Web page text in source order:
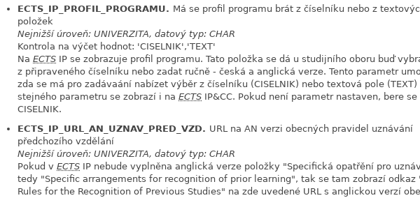
ECTS_IP_PROFIL_PROGRAMU. Má se profil programu brát z číselníku nebo z
položek
Nejnižší úroveň: UNIVERZITA, datový typ: CHAR
Kontrola na výčet hodnot: 'CISELNIK','TEXT'
Na ECTS IP se zobrazuje profil programu. Tato položka se dá u studijního oboru buď
z připraveného číselníku nebo zadat ručně - česká a anglická verze. Tento parametr
zda se má pro zadávaání nabízet výběr z číselníku (CISELNIK) nebo textová pole (TEXT)
stejného parametru se zobrazí i na ECTS IP&CC. Pokud není parametr nastaven, bere se
CISELNIK.
ECTS_IP_URL_AN_UZNAV_PRED_VZD. URL na AN verzi obecných pravidel uznávání
předchozího vzdělání
Nejnižší úroveň: UNIVERZITA, datový typ: CHAR
Pokud v ECTS IP nebude vyplněna anglická verze položky "Specifická opatřění pro
tedy "Specific arrangements for recognition of prior learning", tak se tam zobrazí odkaz
Rules for the Recognition of Previous Studies" na zde uvedené URL s anglickou verzí